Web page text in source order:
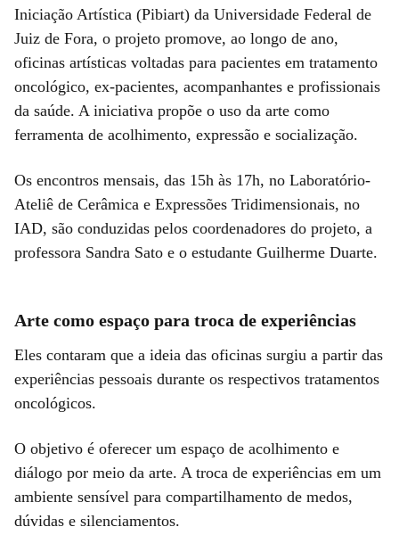
Iniciação Artística (Pibiart) da Universidade Federal de
Juiz de Fora, o projeto promove, ao longo de ano,
oficinas artísticas voltadas para pacientes em tratamento
oncológico, ex-pacientes, acompanhantes e profissionais
da saúde. A iniciativa propõe o uso da arte como
ferramenta de acolhimento, expressão e socialização.
Os encontros mensais, das 15h às 17h, no Laboratório-
Ateliê de Cerâmica e Expressões Tridimensionais, no
IAD, são conduzidas pelos coordenadores do projeto, a
professora Sandra Sato e o estudante Guilherme Duarte.
Arte como espaço para troca de experiências
Eles contaram que a ideia das oficinas surgiu a partir das
experiências pessoais durante os respectivos tratamentos
oncológicos.
O objetivo é oferecer um espaço de acolhimento e
diálogo por meio da arte. A troca de experiências em um
ambiente sensível para compartilhamento de medos,
dúvidas e silenciamentos.